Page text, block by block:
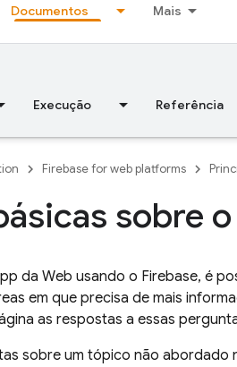
Documentos Mais
Execução Referência
Firebase for web platforms
sobre
da Web usando o Firebase, é
em que precisa de mais
as respostas a essas
sobre um tópico não abordado